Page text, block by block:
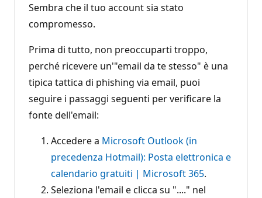
Sembra che il tuo account sia stato
compromesso.
Prima di tutto, non preoccuparti troppo,
perché ricevere un'"email da te stesso" è una
tipica tattica di phishing via email, puoi
seguire i passaggi seguenti per verificare la
fonte dell'email:
Accedere a Microsoft Outlook (in
precedenza Hotmail): Posta elettronica e
calendario gratuiti | Microsoft 365.
Seleziona l'email e clicca su "...." nel